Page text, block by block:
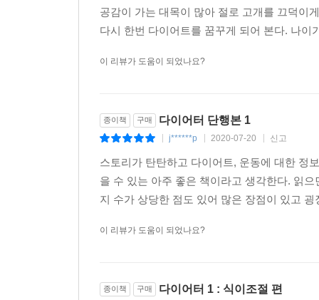
공감이 가는 대목이 많아 절로 고개를 끄덕이
다시 한번 다이어트를 꿈꾸게 되어 본다. 나
이 리뷰가 도움이 되었나요?
종이책 구매 다이어터 단행본 1
j******p 2020-07-20 신고
스토리가 탄탄하고 다이어트, 운동에 대한 정
을 수 있는 아주 좋은 책이라고 생각한다. 읽
지 수가 상당한 점도 있어 많은 장점이 있고
이 리뷰가 도움이 되었나요?
종이책 구매 다이어터 1 : 식이조절 편